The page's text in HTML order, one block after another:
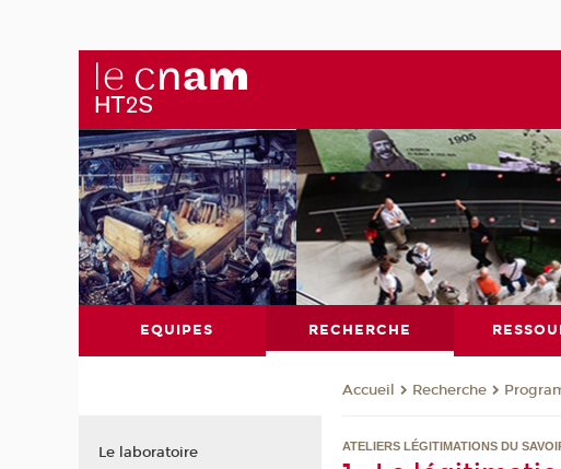
EQUIPES RECHERCHE
Accueil Recherche
ATELIERS LÉGITIMATIONS DU
Le laboratoire